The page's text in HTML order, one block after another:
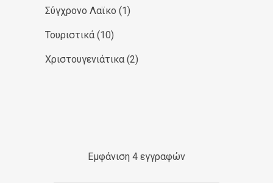
Σύγχρονο Λαϊκο (1)
Τουριστικά (10)
Χριστουγενιάτικα (2)
Εμφάνιση 4 εγγραφών